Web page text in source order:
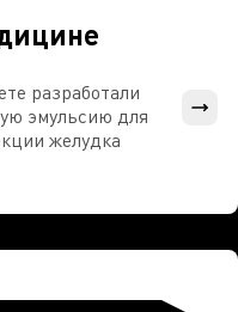
разработали
эмульсию для
желудка